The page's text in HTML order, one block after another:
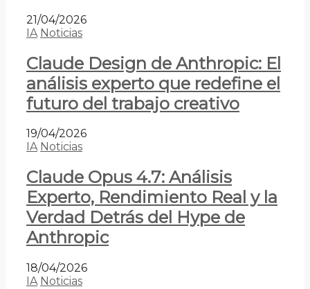
21/04/2026
IA Noticias
Claude Design de Anthropic: El
análisis experto que redefine el
futuro del trabajo creativo
19/04/2026
IA Noticias
Claude Opus 4.7: Análisis
Experto, Rendimiento Real y la
Verdad Detrás del Hype de
Anthropic
18/04/2026
IA Noticias